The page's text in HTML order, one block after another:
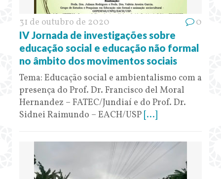
31 de outubro de 2020 0
IV Jornada de investigações sobre
educação social e educação não formal
no âmbito dos movimentos sociais
Tema: Educação social e ambientalismo com a
presença do Prof. Dr. Francisco del Moral
Hernandez – FATEC/Jundiaí e do Prof. Dr.
Sidnei Raimundo – EACH/USP [...]